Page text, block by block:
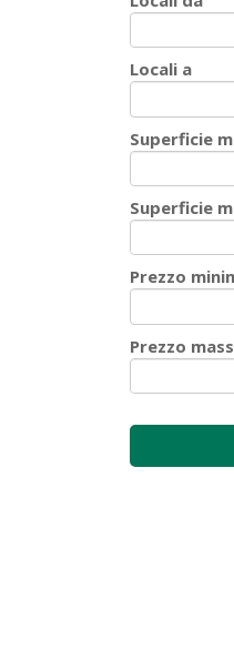
Locali a
Superficie
Superficie
Prezzo
Prezzo